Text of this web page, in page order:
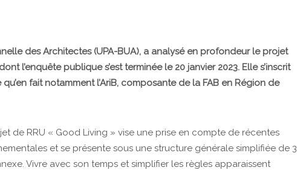
des Architectes (UPA-BUA), a analysé en profondeur le projet
l’enquête publique s’est terminée le 20 janvier 2023. Elle s’inscrit
fait notamment l’AriB, composante de la FAB en Région de
de RRU « Good Living » vise une prise en compte de récentes
et se présente sous une structure générale simplifiée de 3
Vivre avec son temps et simplifier les règles apparaissent